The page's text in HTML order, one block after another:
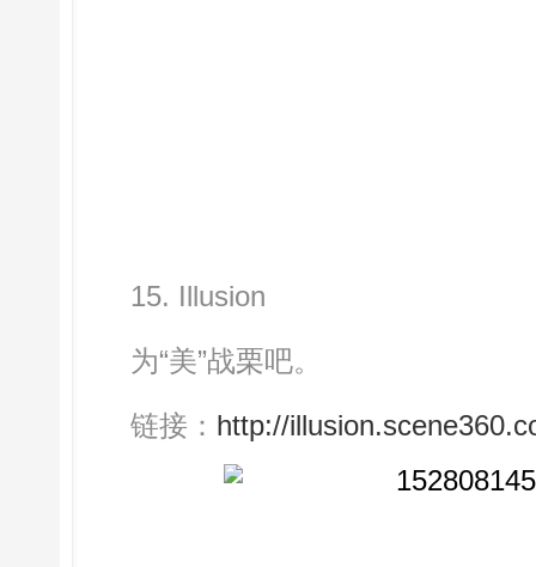
15. Illusion
为“美”战栗吧。
链接： http://